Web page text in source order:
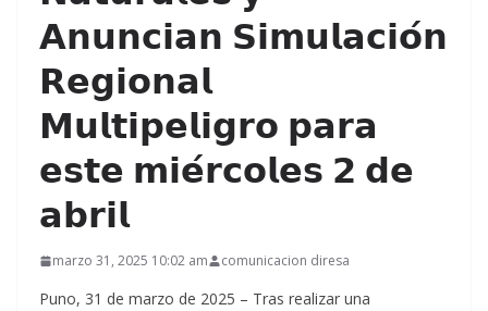
𝗔𝗻𝘂𝗻𝗰𝗶𝗮𝗻 𝗦𝗶𝗺𝘂𝗹𝗮𝗰𝗶𝗼́𝗻
𝗥𝗲𝗴𝗶𝗼𝗻𝗮𝗹
𝗠𝘂𝗹𝘁𝗶𝗽𝗲𝗹𝗶𝗴𝗿𝗼 𝗽𝗮𝗿𝗮
𝗲𝘀𝘁𝗲 𝗺𝗶𝗲́𝗿𝗰𝗼𝗹𝗲𝘀 𝟮 𝗱𝗲
𝗮𝗯𝗿𝗶𝗹
marzo 31, 2025 10:02 am comunicacion diresa
Puno, 31 de marzo de 2025 – Tras realizar una